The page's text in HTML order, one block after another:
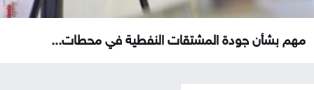
مهم بشأن جودة المشتقات النفطية في محطات...